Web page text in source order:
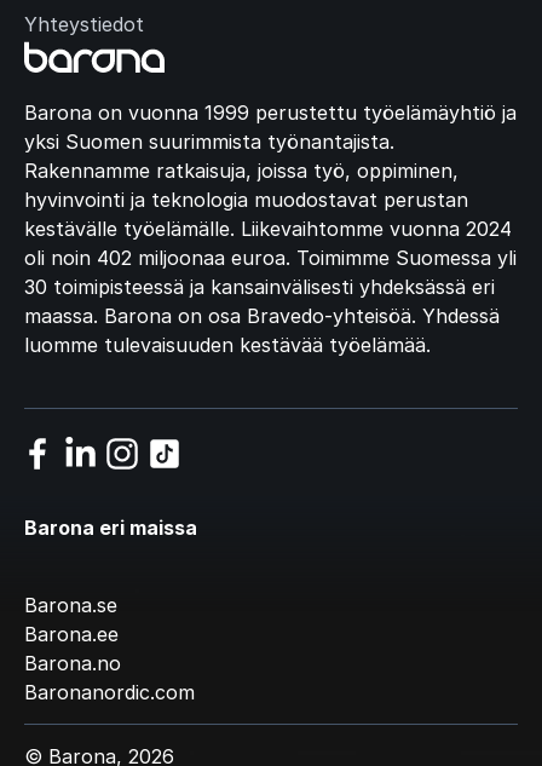
Barona on vuonna 1999 perustettu työelämäyhtiö ja
yksi Suomen suurimmista työnantajista.
Rakennamme ratkaisuja, joissa työ, oppiminen,
hyvinvointi ja teknologia muodostavat perustan
kestävälle työelämälle. Liikevaihtomme vuonna 2024
oli noin 402 miljoonaa euroa. Toimimme Suomessa yli
30 toimipisteessä ja kansainvälisesti yhdeksässä eri
maassa. Barona on osa Bravedo-yhteisöä. Yhdessä
luomme tulevaisuuden kestävää työelämää.
Yhteystiedot
Barona eri maissa
Barona.se
Barona.ee
Barona.no
Baronanordic.com
© Barona, 2026